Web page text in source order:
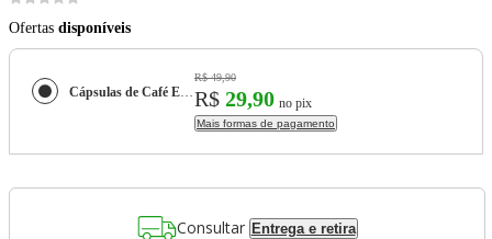
Ofertas disponíveis
Cápsulas de Café Especial Coffee Mais Chapada de Minas 10 unidades Compatível com Nespresso
R$ 49,90
R$ 29,90 no pix
Mais formas de pagamento
Consultar Entrega e retira